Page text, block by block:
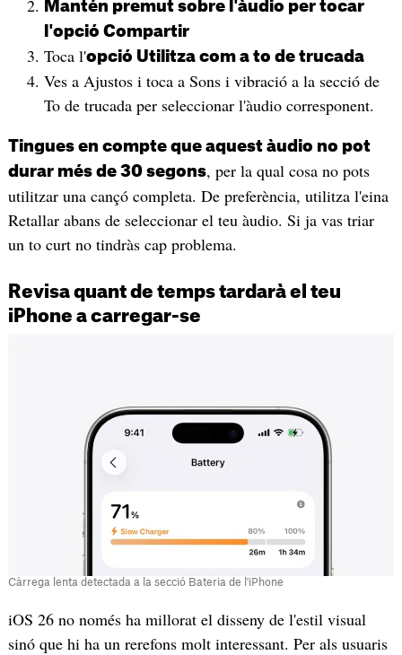
Mantén premut sobre l'àudio per tocar
l'opció Compartir
Toca l'opció Utilitza com a to de trucada
Ves a Ajustos i toca a Sons i vibració a la secció de
To de trucada per seleccionar l'àudio corresponent.
Tingues en compte que aquest àudio no pot
durar més de 30 segons, per la qual cosa no pots
utilitzar una cançó completa. De preferència, utilitza l'eina
Retallar abans de seleccionar el teu àudio. Si ja vas triar
un to curt no tindràs cap problema.
Revisa quant de temps tardarà el teu
iPhone a carregar-se
Càrrega lenta detectada a la secció Bateria de l'iPhone
iOS 26 no només ha millorat el disseny de l'estil visual
sinó que hi ha un rerefons molt interessant. Per als usuaris